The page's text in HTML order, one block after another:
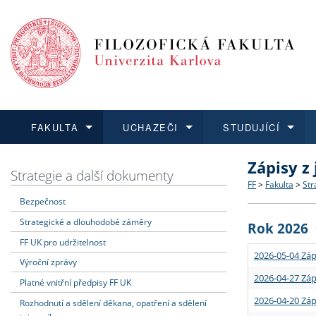
FAKULTA
Dozvědět se více
Struktura
Strategie
Podpora
UCHAZEČI
Podat přihlášku
Co
Učitelské
STUDUJÍCÍ
Dozvědět se více
Rigorózní
Dozvědět se více
O vědě a
Granty a
Dozvědět se více
Aktuální
Strategie a další dokumenty
Bezpečnost
Strategické a dlouhodobé záměry
FF UK pro udržitelnost
Výroční zprávy
Platné vnitřní předpisy FF UK
Rozhodnutí a sdělení děkana, opatření a sdělení
Zápisy
FF > Fakulta >
Rok 2026
2026-05-04
2026-04-27
2026-04-20